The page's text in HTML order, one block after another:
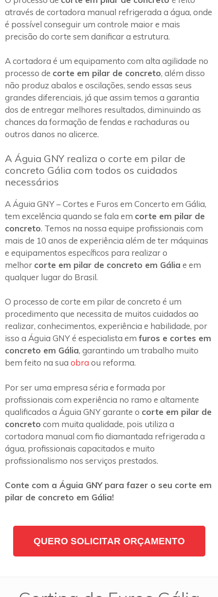
através de cortadora manual refrigerada a água, onde
é possível conseguir um controle maior e mais
precisão do corte sem danificar a estrutura.
A cortadora é um equipamento com alta agilidade no
processo de corte em pilar de concreto, além disso
não produz abalos e oscilações, sendo essas seus
grandes diferenciais, já que assim temos a garantia
dos de entregar melhores resultados, diminuindo as
chances da formação de fendas e rachaduras ou
outros danos no alicerce.
A Águia GNY realiza o corte em pilar de
concreto Gália com todos os cuidados
necessários
A Águia GNY – Cortes e Furos em Concerto em Gália,
tem excelência quando se fala em corte em pilar de
concreto. Temos na nossa equipe profissionais com
mais de 10 anos de experiência além de ter máquinas
e equipamentos específicos para realizar o
melhor corte em pilar de concreto em Gália e em
qualquer lugar do Brasil.
O processo de corte em pilar de concreto é um
procedimento que necessita de muitos cuidados ao
realizar, conhecimentos, experiência e habilidade, por
isso a Águia GNY é especialista em furos e cortes em
concreto em Gália, garantindo um trabalho muito
bem feito na sua obra ou reforma.
Por ser uma empresa séria e formada por
profissionais com experiência no ramo e altamente
qualificados a Águia GNY garante o corte em pilar de
concreto com muita qualidade, pois utiliza a
cortadora manual com fio diamantada refrigerada a
água, profissionais capacitados e muito
profissionalismo nos serviços prestados.
Conte com a Águia GNY para fazer o seu corte em
pilar de concreto em Gália!
QUERO SOLICITAR ORÇAMENTO